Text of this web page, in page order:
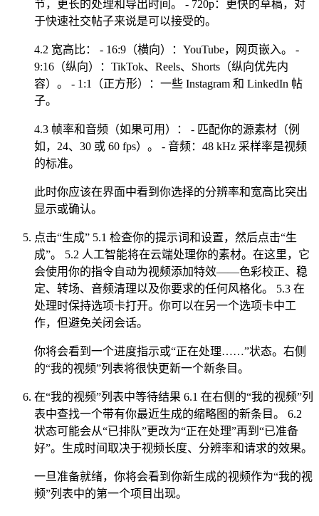
节，更长的处理和导出时间。 - 720p：更快的草稿，对
于快速社交帖子来说是可以接受的。
4.2 宽高比： - 16:9（横向）：YouTube，网页嵌入。 -
9:16（纵向）：TikTok、Reels、Shorts（纵向优先内
容）。 - 1:1（正方形）：一些 Instagram 和 LinkedIn 帖
子。
4.3 帧率和音频（如果可用）： - 匹配你的源素材（例
如，24、30 或 60 fps）。 - 音频：48 kHz 采样率是视频
的标准。
此时你应该在界面中看到你选择的分辨率和宽高比突出
显示或确认。
点击“生成” 5.1 检查你的提示词和设置，然后点击“生
成”。 5.2 人工智能将在云端处理你的素材。在这里，它
会使用你的指令自动为视频添加特效——色彩校正、稳
定、转场、音频清理以及你要求的任何风格化。 5.3 在
处理时保持选项卡打开。你可以在另一个选项卡中工
作，但避免关闭会话。
你将会看到一个进度指示或“正在处理……”状态。右侧
的“我的视频”列表将很快更新一个新条目。
在“我的视频”列表中等待结果 6.1 在右侧的“我的视频”列
表中查找一个带有你最近生成的缩略图的新条目。 6.2
状态可能会从“已排队”更改为“正在处理”再到“已准备
好”。生成时间取决于视频长度、分辨率和请求的效果。
一旦准备就绪，你将会看到你新生成的视频作为“我的视
频”列表中的第一个项目出现。